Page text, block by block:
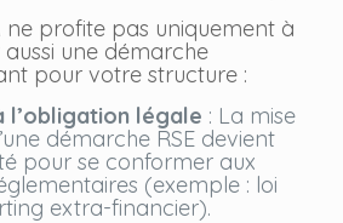
ne profite pas uniquement à
aussi une démarche
pour votre structure :
l’obligation légale : La mise
démarche RSE devient
pour se conformer aux
(exemple : loi
extra-financier).